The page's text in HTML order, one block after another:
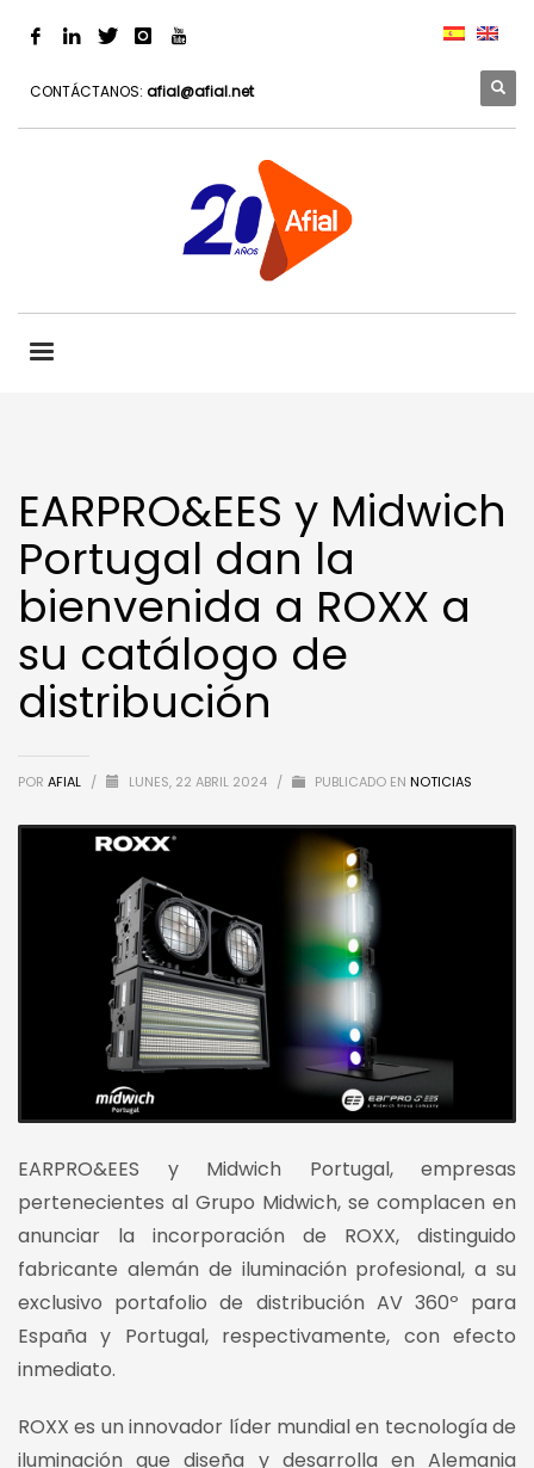
CONTÁCTANOS: afial@afial.net
EARPRO&EES y Midwich
Portugal dan la
bienvenida a ROXX a
su catálogo de
distribución
POR AFIAL / LUNES, 22 ABRIL 2024 / PUBLICADO EN NOTICIAS
EARPRO&EES y Midwich Portugal, empresas
pertenecientes al Grupo Midwich, se complacen en
anunciar la incorporación de ROXX, distinguido
fabricante alemán de iluminación profesional, a su
exclusivo portafolio de distribución AV 360º para
España y Portugal, respectivamente, con efecto
inmediato.
ROXX es un innovador líder mundial en tecnología de
iluminación que diseña y desarrolla en Alemania